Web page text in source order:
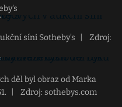
síni Sotheby’s
Zdroj:
děl byl obraz od Marka
Zdroj: sothebys.com